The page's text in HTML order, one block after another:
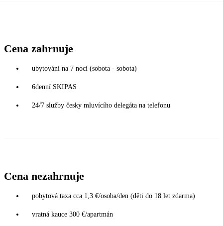
Cena zahrnuje
ubytování na 7 nocí (sobota - sobota)
6denní SKIPAS
24/7 služby česky mluvícího delegáta na telefonu
Cena nezahrnuje
pobytová taxa cca 1,3 €/osoba/den (děti do 18 let zdarma)
vratná kauce 300 €/apartmán